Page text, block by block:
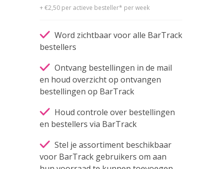
+ €2,50 per actieve besteller* per week
Word zichtbaar voor alle BarTrack
bestellers
Ontvang bestellingen in de mail
en houd overzicht op ontvangen
bestellingen op BarTrack
Houd controle over bestellingen
en bestellers via BarTrack
Stel je assortiment beschikbaar
voor BarTrack gebruikers om aan